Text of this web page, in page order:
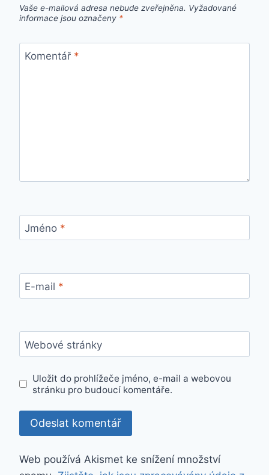
Vaše e-mailová adresa nebude zveřejněna. Vyžadované
informace jsou označeny *
Komentář *
Jméno *
E-mail *
Webové stránky
Uložit do prohlížeče jméno, e-mail a webovou
stránku pro budoucí komentáře.
Web používá Akismet ke snížení množství